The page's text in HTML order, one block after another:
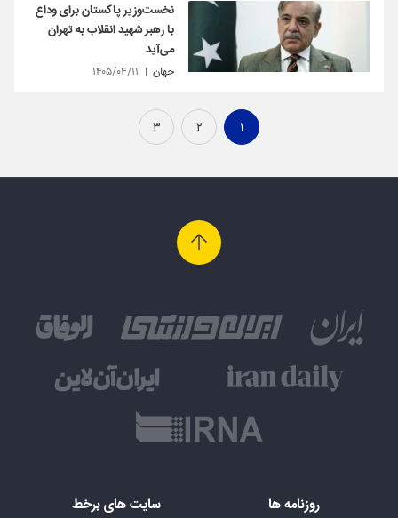
نخست‌وزیر پاکستان برای وداع
با رهبر شهید انقلاب به تهران
می‌آید
جهان ۱۴۰۵/۰۴/۱۱
۱ ۲ ۳
روزنامه ها سایت های برخط